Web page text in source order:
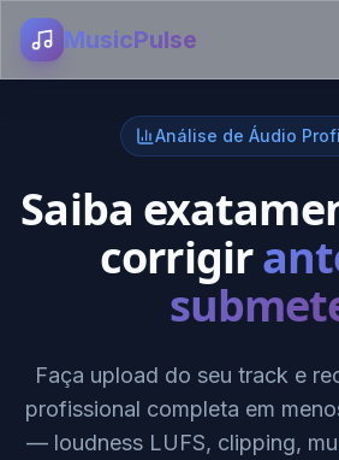
MusicPulse
Análise de Áudio
Saiba
corrigir
Faça upload do seu track e
profissional completa em
— loudness LUFS, clipping,